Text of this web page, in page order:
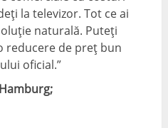
la televizor. Tot ce ai
naturală. Puteți
reducere de preț bun
oficial.”